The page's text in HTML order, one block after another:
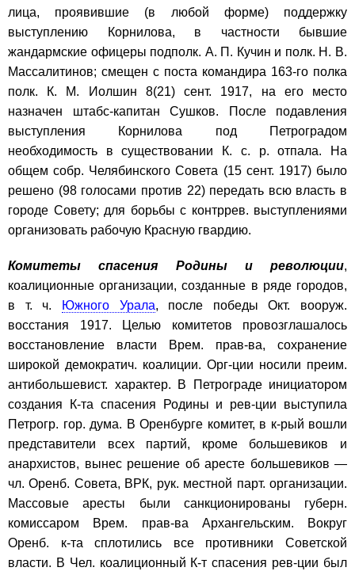
лица, проявившие (в любой форме) поддержку
выступлению Корнилова, в частности бывшие
жандармские офицеры подполк. А. П. Кучин и полк. Н. В.
Массалитинов; смещен с поста командира 163-го полка
полк. К. М. Иолшин 8(21) сент. 1917, на его место
назначен штабс-капитан Сушков. После подавления
выступления Корнилова под Петроградом
необходимость в существовании К. с. р. отпала. На
общем собр. Челябинского Совета (15 сент. 1917) было
решено (98 голосами против 22) передать всю власть в
городе Совету; для борьбы с контррев. выступлениями
организовать рабочую Красную гвардию.
Комитеты спасения Родины и революции,
коалиционные организации, созданные в ряде городов,
в т. ч.
Южного Урала, после победы Окт. вооруж.
восстания 1917. Целью комитетов провозглашалось
восстановление власти Врем. прав-ва, сохранение
широкой демократич. коалиции. Орг-ции носили преим.
антибольшевист. характер. В Петрограде инициатором
создания К-та спасения Родины и рев-ции выступила
Петрогр. гор. дума. В Оренбурге комитет, в к-рый вошли
представители всех партий, кроме большевиков и
анархистов, вынес решение об аресте большевиков —
чл. Оренб. Совета, ВРК, рук. местной парт. организации.
Массовые аресты были санкционированы губерн.
комиссаром Врем. прав-ва Архангельским. Вокруг
Оренб. к-та сплотились все противники Советской
власти. В Чел. коалиционный К-т спасения рев-ции был